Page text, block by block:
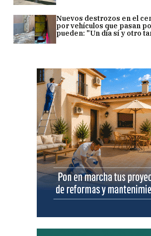
Nuevos destrozos en el
por vehículos que pasan
pueden: "Un día sí y otro